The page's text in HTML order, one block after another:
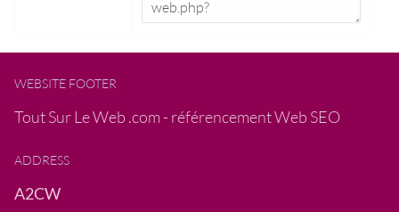
WEBSITE FOOTER
Tout Sur Le Web .com - référencement Web SEO
ADDRESS
A2CW